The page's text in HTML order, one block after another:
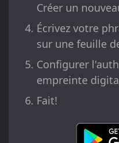
Créer un
Écrivez votre
sur une feuille
Configurer
empreinte
Fait!